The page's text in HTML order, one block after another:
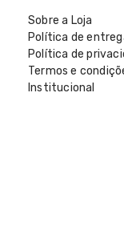
Sobre a Loja
Política de
Política de
Termos e
Institucional